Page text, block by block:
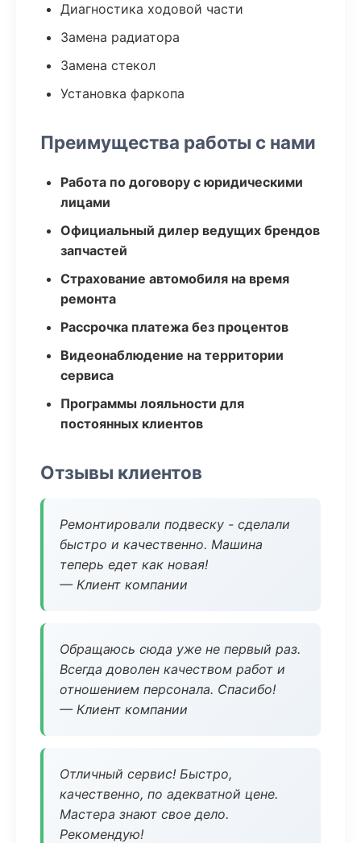
Диагностика ходовой части
Замена радиатора
Замена стекол
Установка фаркопа
Преимущества работы с нами
Работа по договору с юридическими
лицами
Официальный дилер ведущих брендов
запчастей
Страхование автомобиля на время
ремонта
Рассрочка платежа без процентов
Видеонаблюдение на территории
сервиса
Программы лояльности для
постоянных клиентов
Отзывы клиентов
Ремонтировали подвеску - сделали
быстро и качественно. Машина
теперь едет как новая!
— Клиент компании
Обращаюсь сюда уже не первый раз.
Всегда доволен качеством работ и
отношением персонала. Спасибо!
— Клиент компании
Отличный сервис! Быстро,
качественно, по адекватной цене.
Мастера знают свое дело.
Рекомендую!